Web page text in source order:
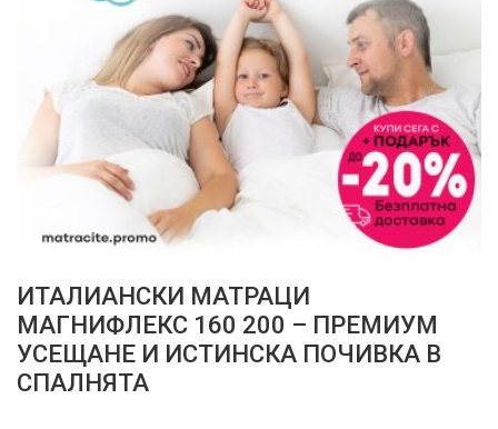
ИТАЛИАНСКИ МАТРАЦИ
МАГНИФЛЕКС 160 200 – ПРЕМИУМ
УСЕЩАНЕ И ИСТИНСКА ПОЧИВКА В
СПАЛНЯТА